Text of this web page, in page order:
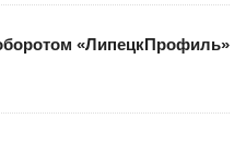
«ЛипецкПрофиль»